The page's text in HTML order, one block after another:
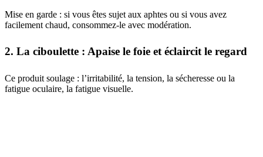
Mise en garde : si vous êtes sujet aux aphtes ou si vous avez
facilement chaud, consommez-le avec modération.
2. La ciboulette : Apaise le foie et éclaircit le regard
Ce produit soulage : l’irritabilité, la tension, la sécheresse ou la
fatigue oculaire, la fatigue visuelle.